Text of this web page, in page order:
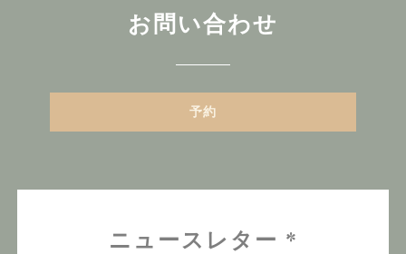
お問い合わせ
予約
ニュースレター *